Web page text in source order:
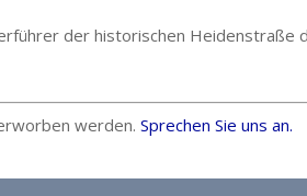
der historischen Heidenstraße
werden. Sprechen Sie uns an.